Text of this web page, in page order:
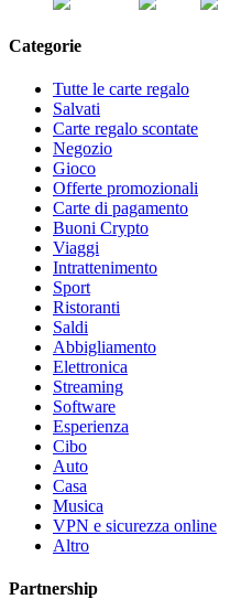
Categorie
Tutte le carte regalo
Salvati
Carte regalo scontate
Negozio
Gioco
Offerte promozionali
Carte di pagamento
Buoni Crypto
Viaggi
Intrattenimento
Sport
Ristoranti
Saldi
Abbigliamento
Elettronica
Streaming
Software
Esperienza
Cibo
Auto
Casa
Musica
VPN e sicurezza online
Altro
Partnership